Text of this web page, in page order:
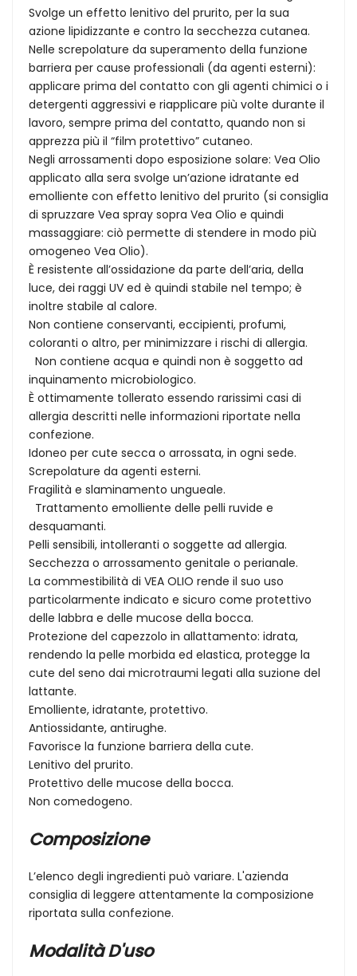
Svolge un effetto lenitivo del prurito, per la sua
azione lipidizzante e contro la secchezza cutanea.
Nelle screpolature da superamento della funzione
barriera per cause professionali (da agenti esterni):
applicare prima del contatto con gli agenti chimici o i
detergenti aggressivi e riapplicare più volte durante il
lavoro, sempre prima del contatto, quando non si
apprezza più il “film protettivo” cutaneo.
Negli arrossamenti dopo esposizione solare: Vea Olio
applicato alla sera svolge un’azione idratante ed
emolliente con effetto lenitivo del prurito (si consiglia
di spruzzare Vea spray sopra Vea Olio e quindi
massaggiare: ciò permette di stendere in modo più
omogeneo Vea Olio).
È resistente all’ossidazione da parte dell’aria, della
luce, dei raggi UV ed è quindi stabile nel tempo; è
inoltre stabile al calore.
Non contiene conservanti, eccipienti, profumi,
coloranti o altro, per minimizzare i rischi di allergia.
Non contiene acqua e quindi non è soggetto ad
inquinamento microbiologico.
È ottimamente tollerato essendo rarissimi casi di
allergia descritti nelle informazioni riportate nella
confezione.
Idoneo per cute secca o arrossata, in ogni sede.
Screpolature da agenti esterni.
Fragilità e slaminamento ungueale.
Trattamento emolliente delle pelli ruvide e
desquamanti.
Pelli sensibili, intolleranti o soggette ad allergia.
Secchezza o arrossamento genitale o perianale.
La commestibilità di VEA OLIO rende il suo uso
particolarmente indicato e sicuro come protettivo
delle labbra e delle mucose della bocca.
Protezione del capezzolo in allattamento: idrata,
rendendo la pelle morbida ed elastica, protegge la
cute del seno dai microtraumi legati alla suzione del
lattante.
Emolliente, idratante, protettivo.
Antiossidante, antirughe.
Favorisce la funzione barriera della cute.
Lenitivo del prurito.
Protettivo delle mucose della bocca.
Non comedogeno.
Composizione
L’elenco degli ingredienti può variare. L'azienda
consiglia di leggere attentamente la composizione
riportata sulla confezione.
Modalità D'uso